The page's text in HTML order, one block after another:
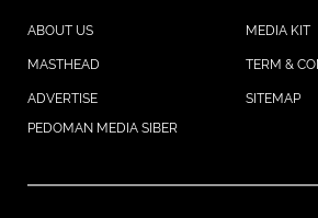
ABOUT US MEDIA KIT
MASTHEAD TERM &
ADVERTISE
SITEMAP
PEDOMAN MEDIA SIBER